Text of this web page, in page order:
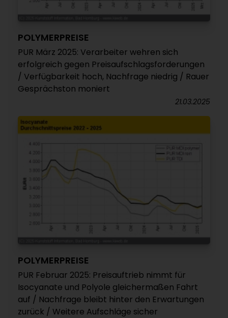
POLYMERPREISE
PUR März 2025: Verarbeiter wehren sich
erfolgreich gegen Preisaufschlagsforderungen
/ Verfügbarkeit hoch, Nachfrage niedrig / Rauer
Gesprächston moniert
21.03.2025
POLYMERPREISE
PUR Februar 2025: Preisauftrieb nimmt für
Isocyanate und Polyole gleichermaßen Fahrt
auf / Nachfrage bleibt hinter den Erwartungen
zurück / Weitere Aufschläge sicher